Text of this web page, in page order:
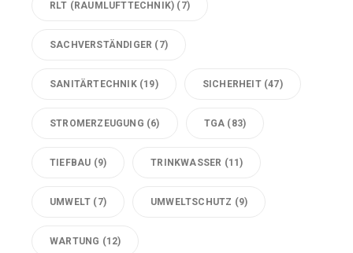
RLT (RAUMLUFTTECHNIK) (7)
SACHVERSTÄNDIGER (7)
SANITÄRTECHNIK(19) SICHERHEIT(47)
STROMERZEUGUNG (6) TGA (83)
TIEFBAU (9) TRINKWASSER (11)
UMWELT (7) UMWELTSCHUTZ (9)
WARTUNG (12)